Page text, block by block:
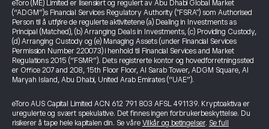
eToro (ME) Limited er lisensiert og regulert av Abu Dhabi Global Market
(“ADGM”)s Financial Services Regulatory Authority ("FSRA") som Authorised
Person til å utføre de regulerte aktivitetene (a) Dealing in Investments as
Principal (Matched), (b) Arranging Deals in Investments, (c) Providing Custody,
(d) Arranging Custody og (e) Managing Assets (under Financial Services
Permission Number 220073) i henhold til Financial Services and Market
Regulations 2015 (“FSMR”). Dets registrerte kontor og hovedforretningssted
er Office 207 and 208, 15th Floor Floor, Al Sarab Tower, ADGM Square, Al
Maryah Island, Abu Dhabi, United Arab Emirates (“UAE”).
eToro AUS Capital Limited ACN 612 791 803 AFSL 491139. Kryptoaktiva er
uregulerte og svært spekulative. Det finnes ingen forbrukerbeskyttelse. Du
risikerer å tape hele kapitalen din. Se våre Vilkår og betingelser. Se full